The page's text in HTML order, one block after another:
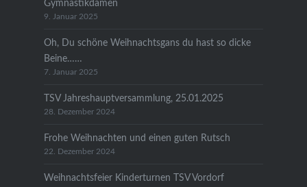
Gymnastikdamen
9. Januar 2025
Oh, Du schöne Weihnachtsgans du hast so dicke
Beine……
7. Januar 2025
TSV Jahreshauptversammlung, 25.01.2025
28. Dezember 2024
Frohe Weihnachten und einen guten Rutsch
22. Dezember 2024
Weihnachtsfeier Kinderturnen TSV Vordorf